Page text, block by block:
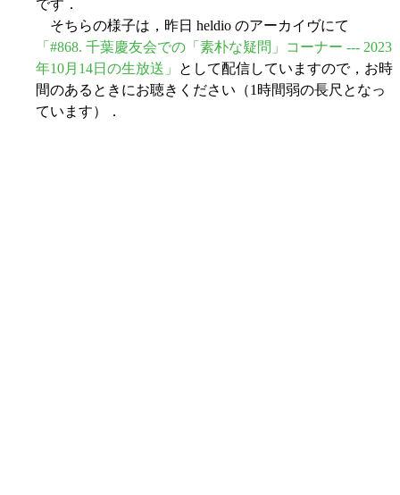
です．
そちらの様子は，昨日 heldio のアーカイヴにて
「#868. 千葉慶友会での「素朴な疑問」コーナー --- 2023
年10月14日の生放送」
として配信していますので，お時
間のあるときにお聴きください（1時間弱の長尺となっ
ています）．